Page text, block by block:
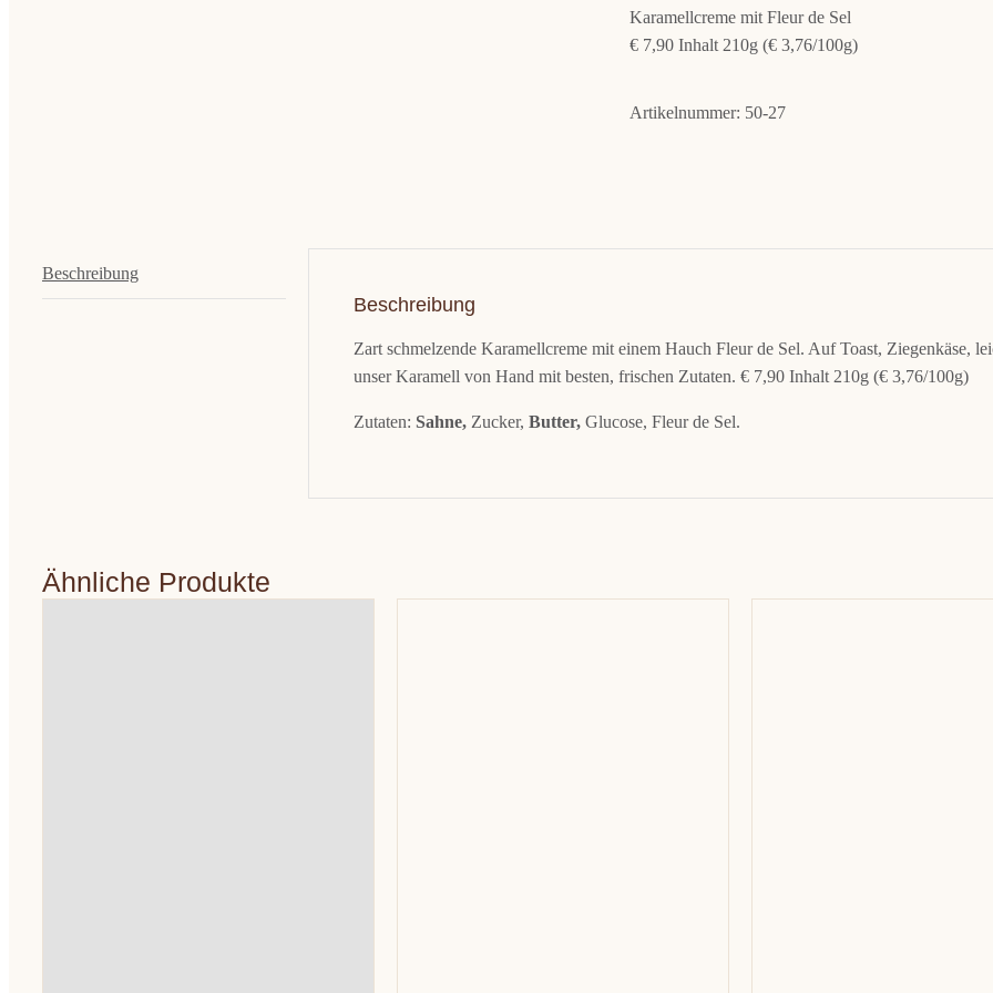
Karamellcreme mit Fleur de Sel
€ 7,90 Inhalt 210g (€ 3,76/100g)
Artikelnummer: 50-27
Beschreibung
Beschreibung
Zart schmelzende Karamellcreme mit einem Hauch Fleur de Sel. Auf Toast, Ziegenkäse,
unser Karamell von Hand mit besten, frischen Zutaten. € 7,90 Inhalt 210g (€ 3,76/100g)
Zutaten: Sahne, Zucker, Butter, Glucose, Fleur de Sel.
Ähnliche Produkte